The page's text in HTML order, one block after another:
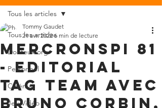
Tous les articles
Douteux.org
Personnel
Cinéma
Jeu Vidéo
Tous les articles
Mercronspi 81
- editorial
tag team avec
Bruno Corbin,
Tommy Gaudet
21 avr. 2022 6 min de lecture